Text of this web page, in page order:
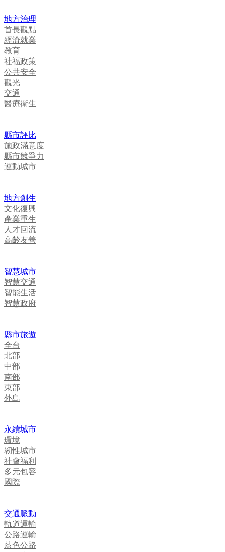
地方治理
首長觀點
經濟就業
教育
社福政策
公共安全
觀光
交通
醫療衛生
縣市評比
施政滿意度
縣市競爭力
運動城市
地方創生
文化復興
產業重生
人才回流
高齡友善
智慧城市
智慧交通
智能生活
智慧政府
縣市旅遊
全台
北部
中部
南部
東部
外島
永續城市
環境
韌性城市
社會福利
多元包容
國際
交通脈動
軌道運輸
公路運輸
藍色公路